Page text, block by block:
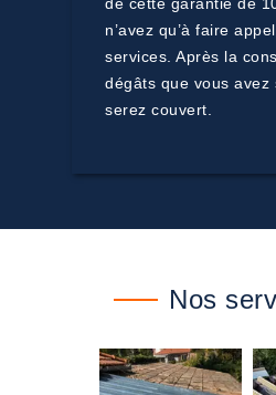
n’avez qu’à faire
services. Après la
dégâts que vous avez
serez couvert.
Nos